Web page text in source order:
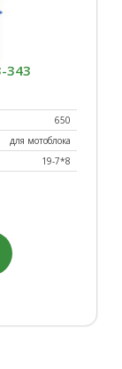
343
650
для мотоблока
19-7*8